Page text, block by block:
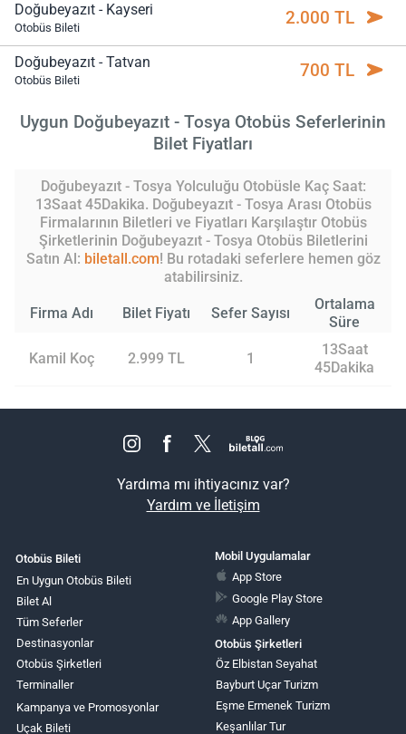
Doğubeyazıt - Kayseri
Otobüs Bileti 2.000 TL
Doğubeyazıt - Tatvan
Otobüs Bileti 700 TL
Uygun Doğubeyazıt - Tosya Otobüs Seferlerinin
Bilet Fiyatları
Doğubeyazıt - Tosya Yolculuğu Otobüsle Kaç Saat:
13Saat 45Dakika. Doğubeyazıt - Tosya Arası Otobüs
Firmalarının Biletleri ve Fiyatları Karşılaştır Otobüs
Şirketlerinin Doğubeyazıt - Tosya Otobüs Biletlerini
Satın Al: biletall.com! Bu rotadaki seferlere hemen göz
atabilirsiniz.
Firma Adı Bilet Fiyatı Sefer Sayısı
Ortalama
Süre
Kamil Koç 2.999 TL 1
13Saat
45Dakika
Yardıma mı ihtiyacınız var?
Yardım ve İletişim
Otobüs Bileti
En Uygun Otobüs Bileti
Bilet Al
Tüm Seferler
Destinasyonlar
Otobüs Şirketleri
Terminaller
Kampanya ve Promosyonlar
Uçak Bileti
Mobil Uygulamalar
App Store
Google Play Store
App Gallery
Otobüs Şirketleri
Öz Elbistan Seyahat
Bayburt Uçar Turizm
Eşme Ermenek Turizm
Keşanlılar Tur